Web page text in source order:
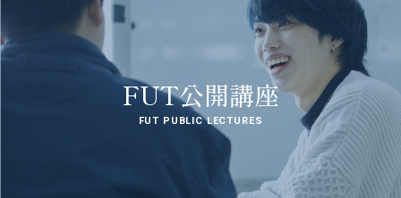
FUT公開講座
FUT PUBLIC LECTURES